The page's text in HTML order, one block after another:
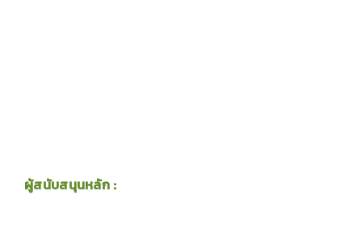
ผู้สนับสนุนหลัก :